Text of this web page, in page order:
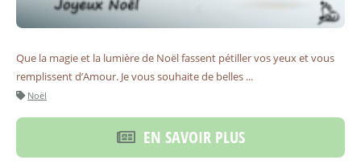
Que la magie et la lumière de Noël fassent pétiller vos yeux et vous
remplissent d’Amour. Je vous souhaite de belles ...
Noël
EN SAVOIR PLUS